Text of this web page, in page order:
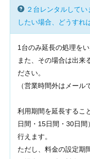
２台レンタルして
したい場合、どうすれ
1台のみ延長の処理をい
また、その場合は出来
ださい。
（営業時間外はメール
利用期間を延長するこ
日間・15日間・30日間
行えます。
ただし、料金の設定期